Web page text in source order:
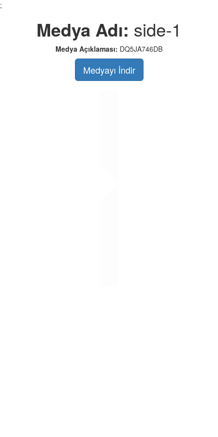
;
Medya Adı: side-1
Medya Açıklaması: DQ5JA746DB
Medyayı İndir